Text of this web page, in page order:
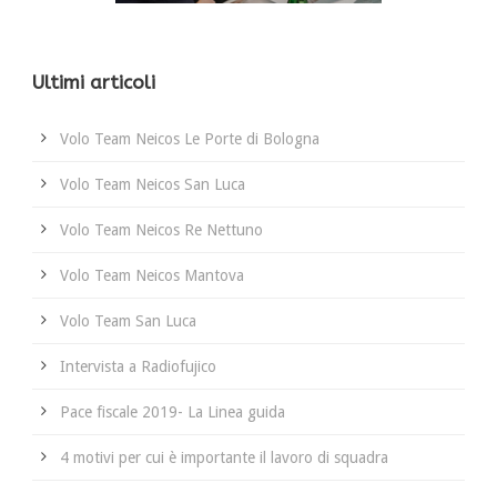
Ultimi articoli
Volo Team Neicos Le Porte di Bologna
Volo Team Neicos San Luca
Volo Team Neicos Re Nettuno
Volo Team Neicos Mantova
Volo Team San Luca
Intervista a Radiofujico
Pace fiscale 2019- La Linea guida
4 motivi per cui è importante il lavoro di squadra